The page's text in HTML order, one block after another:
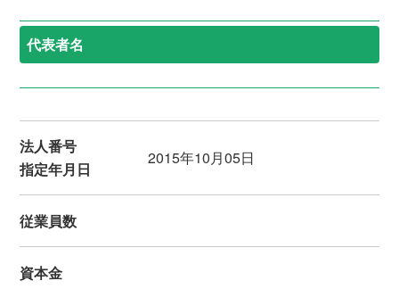
代表者名
法人番号
指定年月日
2015年10月05日
従業員数
資本金